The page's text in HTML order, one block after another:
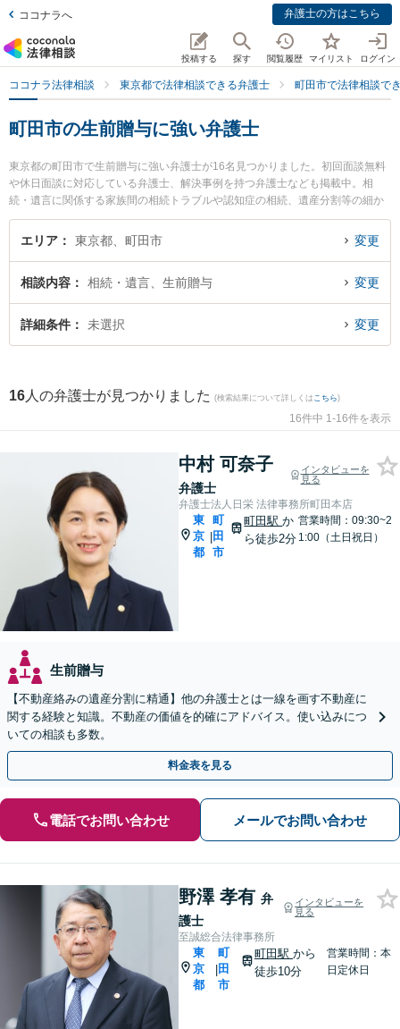
ココナラへ 弁護士の方はこちら
投稿する 探す 閲覧履歴 マイリスト ログイン
ココナラ法律相談 東京都で法律相談できる弁護士 町田市で法律相談で
町田市の生前贈与に強い弁護士
東京都の町田市で生前贈与に強い弁護士が16名見つかりました。初回面談無料
や休日面談に対応している弁護士、解決事例を持つ弁護士なども掲載中。相
続・遺言に関係する家族間の相続トラブルや認知症の相続、遺産分割等の細か
な分野での絞り込み検索もでき便利です。特に弁護士法人日栄 法律事務所町田
本店の中村 可奈子弁護士や至誠総合法律事務所の野澤 孝有弁護士、永島法律事
士に相談したい』『生前贈与のトラブル解決の実績豊富な近くの弁護士を検索
したい』『初回相談無料で生前贈与を法律相談できる町田市内の弁護士に相談
予約したい』などでお困りの相談者さんにおすすめです。
エリア 東京都、町田市 変更
相談内容 相続・遺言、生前贈与 変更
詳細条件 未選択 変更
16 人の弁護士が見つかりました (検索結果について詳しくは こちら)
16件中 1-16件を表示
中村 可奈子
弁護士
インタビューを
見る
弁護士法人日栄 法律事務所町田本店
東
京
都
|
町
田
市
町田駅か
ら徒歩2分
営業時間：09:30~2
1:00（土日祝日）
生前贈与
【不動産絡みの遺産分割に精通】他の弁護士とは一線を画す不動産に
関する経験と知識。不動産の価値を的確にアドバイス。使い込みにつ
いての相談も多数。
料金表を見る
電話でお問い合わせ メールでお問い合わせ
野澤 孝有 弁
護士
インタビューを
見る
至誠総合法律事務所
東
京
都
|
町
田
市
町田駅 から
徒歩10分
営業時間：本
日定休日